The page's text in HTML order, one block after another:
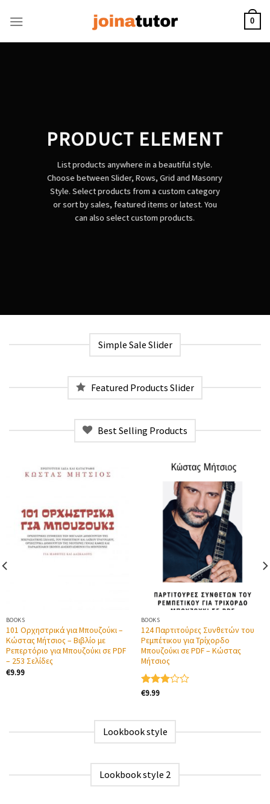
0
PRODUCT ELEMENT
List products anywhere in a beautiful style.
Choose between Slider, Rows, Grid and Masonry
Style. Select products from a custom category
or sort by sales, featured items or latest. You
can also select custom products.
Simple Sale Slider
Featured Products Slider
Best Selling Products
BOOKS
101 Ορχηστρικά για Μπουζούκι –
Κώστας Μήτσιος – Βιβλίο με
Ρεπερτόριο για Μπουζούκι σε PDF
– 253 Σελίδες
€9.99
BOOKS
124 Παρτιτούρες Συνθετών του
Ρεμπέτικου για Τρίχορδο
Μπουζούκι σε PDF – Κώστας
Μήτσιος
Βαθμολογήθηκε
από 5
€9.99
Lookbook style
Lookbook style 2